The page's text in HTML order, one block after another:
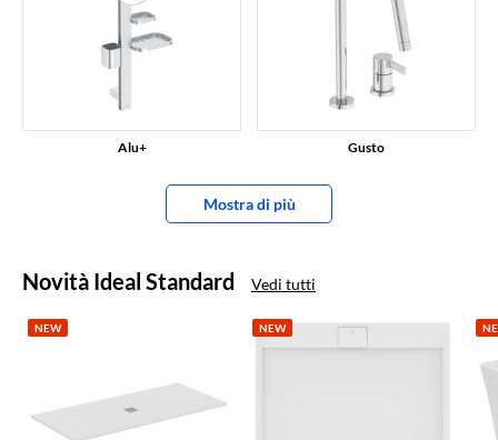
Alu+ Gusto
Mostra di più
Novità Ideal Standard Vedi tutti
NEW NEW